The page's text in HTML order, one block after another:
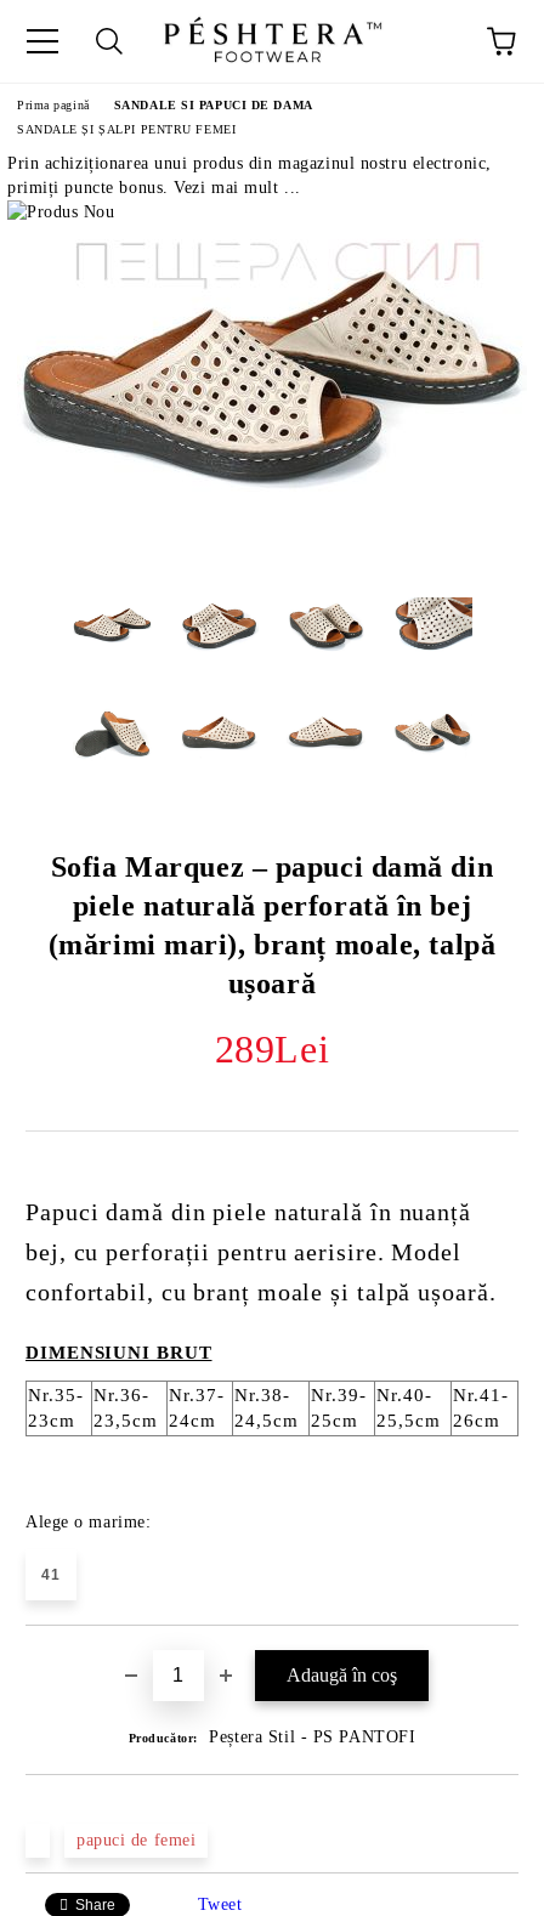
Prima pagină
SANDALE SI PAPUCI DE DAMA
SANDALE ȘI ȘALPI PENTRU FEMEI
Prin achiziționarea unui produs din magazinul nostru electronic,
primiți puncte bonus. Vezi mai mult ...
Sofia Marquez – papuci damă din
piele naturală perforată în bej
(mărimi mari), branț moale, talpă
ușoară
289Lei
Papuci damă din piele naturală în nuanță
bej, cu perforații pentru aerisire. Model
confortabil, cu branț moale și talpă ușoară.
DIMENSIUNI BRUT
Nr.35-
23cm
Nr.36-
23,5cm
Nr.37-
24cm
Nr.38-
24,5cm
Nr.39-
25cm
Nr.40-
25,5cm
Nr.41-
26cm
Alege o marime:
41
Producător: Peștera Stil - PS PANTOFI
papuci de femei
Share Tweet